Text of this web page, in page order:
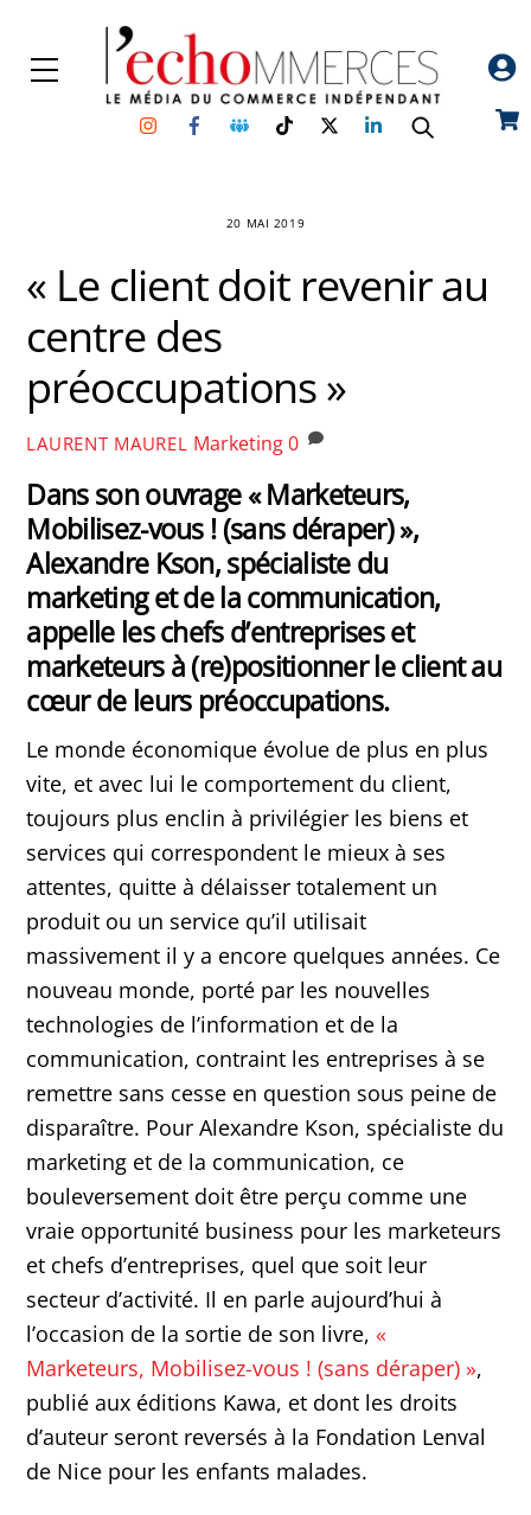
content
Menu
InstagramFacebookGroupe
Facebook
TikTokTwitterLinkedin
20 MAI 2019
« Le client doit revenir au
centre des
préoccupations »
LAURENT MAUREL Marketing0
Dans son ouvrage « Marketeurs,
Mobilisez-vous ! (sans déraper) »,
Alexandre Kson, spécialiste du
marketing et de la communication,
appelle les chefs d’entreprises et
marketeurs à (re)positionner le client au
cœur de leurs préoccupations.
Le monde économique évolue de plus en plus
vite, et avec lui le comportement du client,
toujours plus enclin à privilégier les biens et
services qui correspondent le mieux à ses
attentes, quitte à délaisser totalement un
produit ou un service qu’il utilisait
massivement il y a encore quelques années. Ce
nouveau monde, porté par les nouvelles
technologies de l’information et de la
communication, contraint les entreprises à se
remettre sans cesse en question sous peine de
disparaître. Pour Alexandre Kson, spécialiste du
marketing et de la communication, ce
bouleversement doit être perçu comme une
vraie opportunité business pour les marketeurs
et chefs d’entreprises, quel que soit leur
secteur d’activité. Il en parle aujourd’hui à
l’occasion de la sortie de son livre,«
Marketeurs, Mobilisez-vous ! (sans déraper) »,
publié aux éditions Kawa, et dont les droits
d’auteur seront reversés à la Fondation Lenval
de Nice pour les enfants malades.